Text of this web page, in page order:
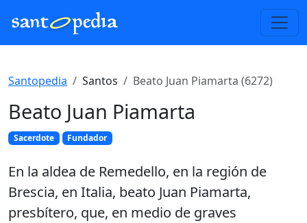
Santopedia Santos Beato Juan Piamarta (6272)
Beato Juan Piamarta
Sacerdote Fundador
En la aldea de Remedello, en la región de
Brescia, en Italia, beato Juan Piamarta,
presbítero, que, en medio de graves